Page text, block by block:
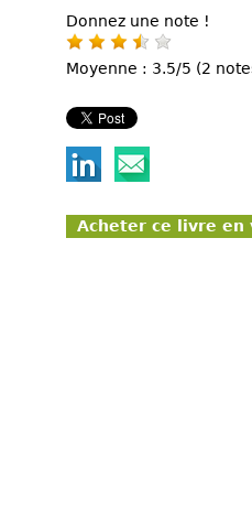
Donnez une note !
Moyenne : 3.5/5 (2
Acheter ce livre en